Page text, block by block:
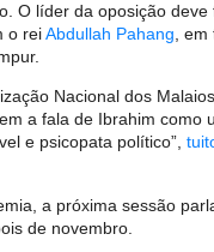
O líder da oposição
o reiAbdullah Pahang ,
Nacional dos
a fala de Ibrahim como
e psicopata político”,
a próxima sessão
de novembro.